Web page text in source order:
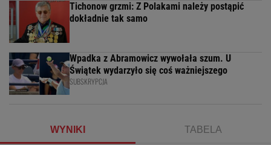
Tichonow grzmi: Z Polakami należy postąpić
dokładnie tak samo
Wpadka z Abramowicz wywołała szum. U
Świątek wydarzyło się coś ważniejszego
SUBSKRYPCJA
WYNIKI TABELA